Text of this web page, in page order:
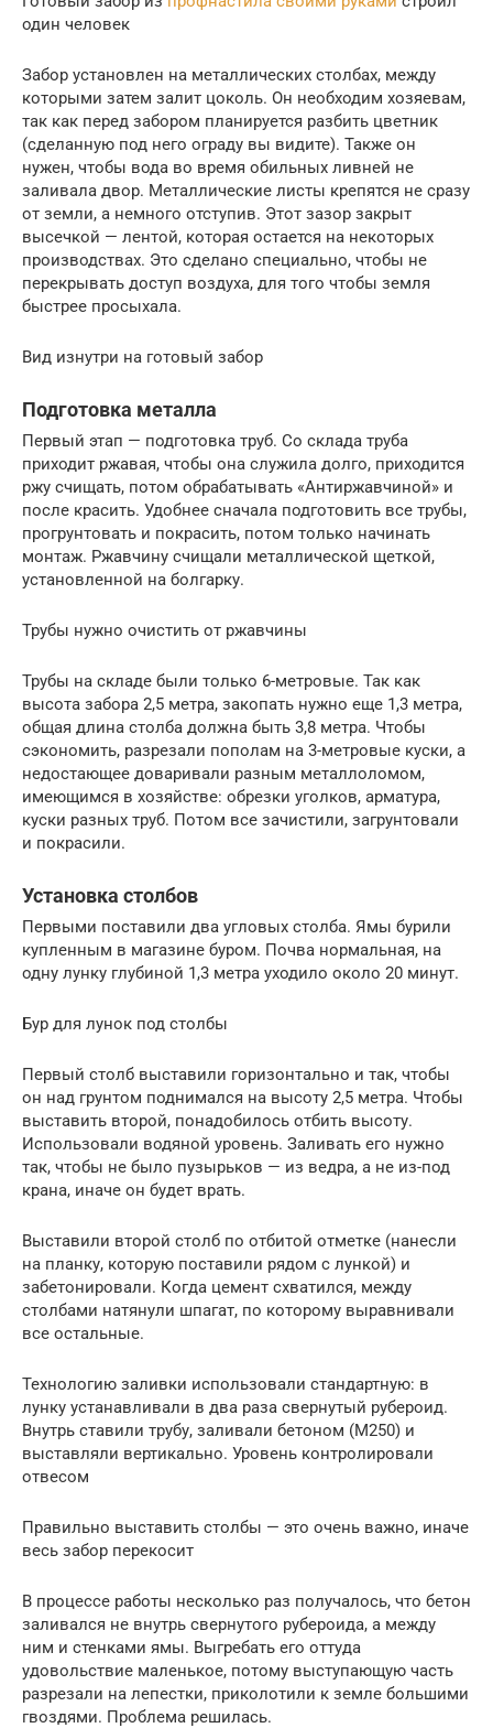
один человек
Забор установлен на металлических столбах, между
которыми затем залит цоколь. Он необходим хозяевам,
так как перед забором планируется разбить цветник
(сделанную под него ограду вы видите). Также он
нужен, чтобы вода во время обильных ливней не
заливала двор. Металлические листы крепятся не сразу
от земли, а немного отступив. Этот зазор закрыт
высечкой — лентой, которая остается на некоторых
производствах. Это сделано специально, чтобы не
перекрывать доступ воздуха, для того чтобы земля
быстрее просыхала.
Вид изнутри на готовый забор
Подготовка металла
Первый этап — подготовка труб. Со склада труба
приходит ржавая, чтобы она служила долго, приходится
ржу счищать, потом обрабатывать «Антиржавчиной» и
после красить. Удобнее сначала подготовить все трубы,
прогрунтовать и покрасить, потом только начинать
монтаж. Ржавчину счищали металлической щеткой,
установленной на болгарку.
Трубы нужно очистить от ржавчины
Трубы на складе были только 6-метровые. Так как
высота забора 2,5 метра, закопать нужно еще 1,3 метра,
общая длина столба должна быть 3,8 метра. Чтобы
сэкономить, разрезали пополам на 3-метровые куски, а
недостающее доваривали разным металлоломом,
имеющимся в хозяйстве: обрезки уголков, арматура,
куски разных труб. Потом все зачистили, загрунтовали
и покрасили.
Установка столбов
Первыми поставили два угловых столба. Ямы бурили
купленным в магазине буром. Почва нормальная, на
одну лунку глубиной 1,3 метра уходило около 20 минут.
Бур для лунок под столбы
Первый столб выставили горизонтально и так, чтобы
он над грунтом поднимался на высоту 2,5 метра. Чтобы
выставить второй, понадобилось отбить высоту.
Использовали водяной уровень. Заливать его нужно
так, чтобы не было пузырьков — из ведра, а не из-под
крана, иначе он будет врать.
Выставили второй столб по отбитой отметке (нанесли
на планку, которую поставили рядом с лункой) и
забетонировали. Когда цемент схватился, между
столбами натянули шпагат, по которому выравнивали
все остальные.
Технологию заливки использовали стандартную: в
лунку устанавливали в два раза свернутый рубероид.
Внутрь ставили трубу, заливали бетоном (М250) и
выставляли вертикально. Уровень контролировали
отвесом
Правильно выставить столбы — это очень важно, иначе
весь забор перекосит
В процессе работы несколько раз получалось, что бетон
заливался не внутрь свернутого рубероида, а между
ним и стенками ямы. Выгребать его оттуда
удовольствие маленькое, потому выступающую часть
разрезали на лепестки, приколотили к земле большими
гвоздями. Проблема решилась.